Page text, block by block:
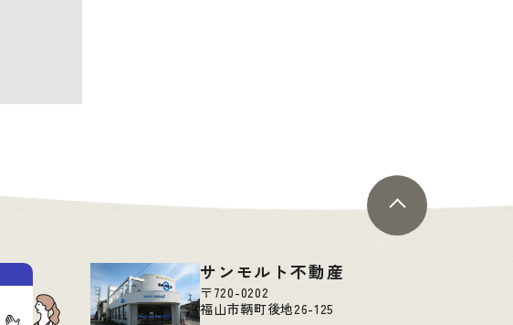
サンモルト不動産
〒720-0202
福山市鞆町後地26-125